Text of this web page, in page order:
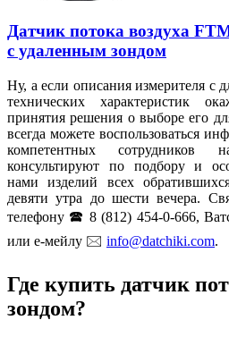
Датчик потока воздуха
с удаленным зондом
Ну, а если описания измерителя
технических характеристик
принятия решения о выборе его
всегда можете воспользоваться
компетентных
консультируют по подбору и
нами изделий всех
девяти утра до шести вечера.
телефону 🕿 8 (812) 454-0-666,
или е-мейлу 🖂 info@datchiki.com.
Где купить датчик
зондом?